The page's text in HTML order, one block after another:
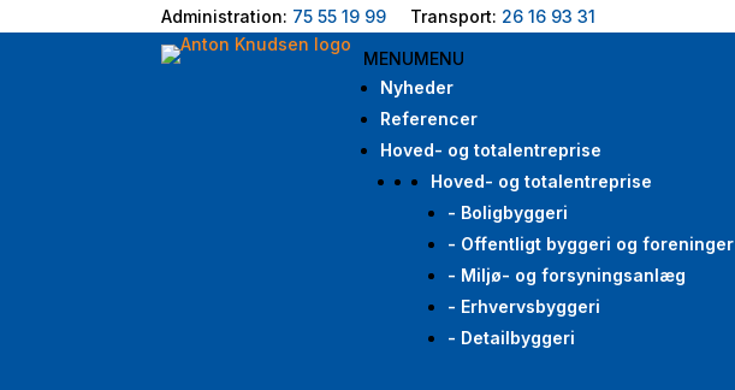
Administration: 75 55 19 99 Transport: 26 16 93 31
MENUMENU
Nyheder
Referencer
Hoved- og totalentreprise
Hoved- og totalentreprise
- Boligbyggeri
- Offentligt byggeri og foreninger
- Miljø- og forsyningsanlæg
- Erhvervsbyggeri
- Detailbyggeri